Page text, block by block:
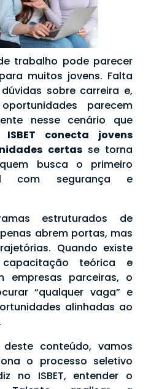
trabalho pode parecer
muitos jovens. Falta
sobre carreira e,
parecem
nesse cenário que
conecta jovens
certasse torna
busca o primeiro
com segurança e
estruturados de
abrem portas, mas
Quando existe
capacitação teórica e
empresas parceiras, o
“qualquer vaga” e
alinhadas ao
conteúdo, vamos
o processo seletivo
no ISBET, entender o